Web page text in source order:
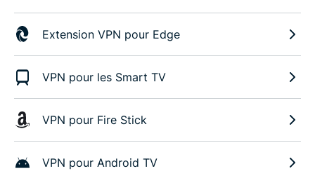
Extension VPN pour Edge
VPN pour les Smart TV
VPN pour Fire Stick
VPN pour Android TV